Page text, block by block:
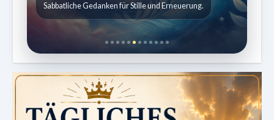
Entdeckungen aus der Natur.